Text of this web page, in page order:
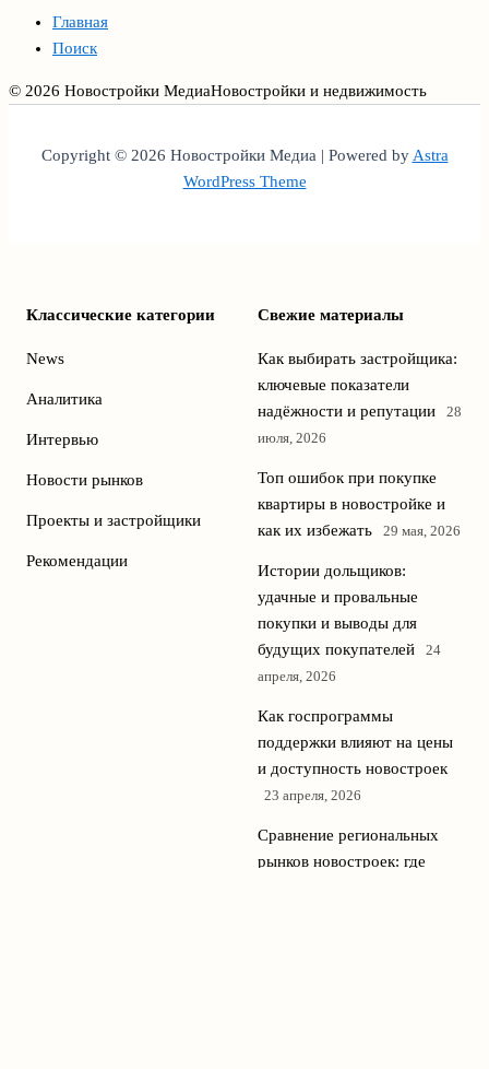
Главная
Поиск
© 2026 Новостройки МедиаНовостройки и недвижимость
Copyright © 2026 Новостройки Медиа | Powered byAstra
WordPress Theme
Классические категории
News
Аналитика
Интервью
Новости рынков
Проекты и застройщики
Рекомендации
Свежие материалы
Как выбирать застройщика:
ключевые показатели
надёжности и репутации
28
июля, 2026
Топ ошибок при покупке
квартиры в новостройке и
как их избежать
29 мая, 2026
Истории дольщиков:
удачные и провальные
покупки и выводы для
будущих покупателей
24
апреля, 2026
Как госпрограммы
поддержки влияют на цены
и доступность новостроек
23 апреля, 2026
Сравнение региональных
рынков новостроек: где